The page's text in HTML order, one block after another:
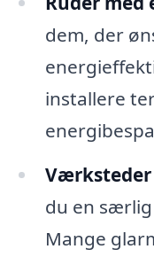
dem, der
installere
Værksteder
du en
Mange